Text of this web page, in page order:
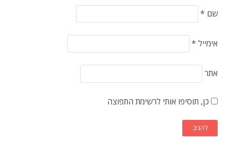
שם *
אימייל *
אתר
כן, תוסיפו אותי לרשימת התפוצה